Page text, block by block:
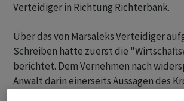
Verteidiger in Richtung Richterbank.
Über das von Marsaleks Verteidiger
Schreiben hatte zuerst die
berichtet. Dem Vernehmen nach
Anwalt darin einerseits Aussagen des